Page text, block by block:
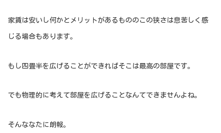
家賃は安いし何かとメリットがあるもののこの狭さは息苦しく感
じる場合もあります。
もし四畳半を広げることができればそこは最高の部屋です。
でも物理的に考えて部屋を広げることなんてできませんよね。
そんななたに朗報。